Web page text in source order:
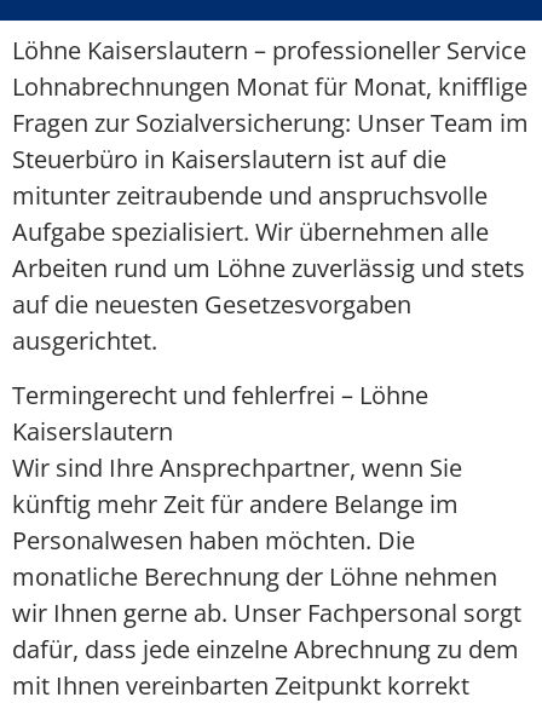
Löhne Kaiserslautern – professioneller Service
Lohnabrechnungen Monat für Monat, knifflige
Fragen zur Sozialversicherung: Unser Team im
Steuerbüro in Kaiserslautern ist auf die
mitunter zeitraubende und anspruchsvolle
Aufgabe spezialisiert. Wir übernehmen alle
Arbeiten rund um Löhne zuverlässig und stets
auf die neuesten Gesetzesvorgaben
ausgerichtet.
Termingerecht und fehlerfrei – Löhne
Kaiserslautern
Wir sind Ihre Ansprechpartner, wenn Sie
künftig mehr Zeit für andere Belange im
Personalwesen haben möchten. Die
monatliche Berechnung der Löhne nehmen
wir Ihnen gerne ab. Unser Fachpersonal sorgt
dafür, dass jede einzelne Abrechnung zu dem
mit Ihnen vereinbarten Zeitpunkt korrekt